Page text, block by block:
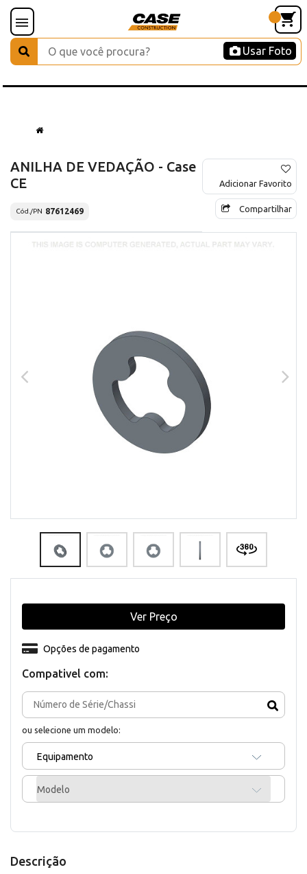
Usar Foto
ANILHA DE VEDAÇÃO - Case
CE
Cód./PN 87612469
Adicionar Favorito
Compartilhar
Compativel com:
ou selecione um modelo:
Equipamento
Modelo
Opções de pagamento
Ver Preço
Descrição